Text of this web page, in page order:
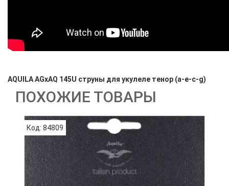
AQUILA AGxAQ 145U струны для укулеле тенор (a-e-c-g)
ПОХОЖИЕ ТОВАРЫ
Код: 84809